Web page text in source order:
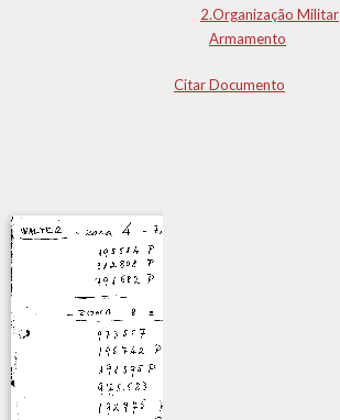
2.Organização Militar
Armamento
Citar Documento